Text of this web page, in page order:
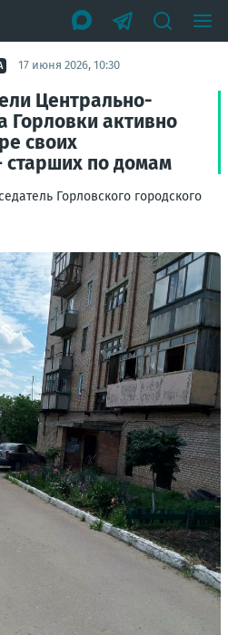
17 июня 2026, 10:30
Центрально-
Горловки активно
своих
старших по домам
Горловского городского